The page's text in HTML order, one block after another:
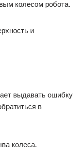
колесом робота.
и
выдавать ошибку
в
колеса.